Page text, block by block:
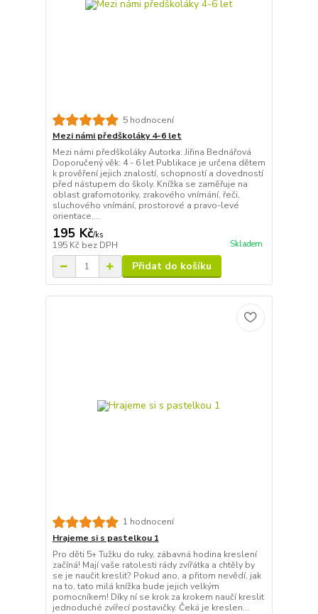
5 hodnocení
Mezi námi předškoláky 4-6 let
Mezi námi předškoláky Autorka: Jiřina Bednářová
Doporučený věk: 4 - 6 let Publikace je určena dětem
k prověření jejich znalostí, schopností a dovedností
před nástupem do školy. Knížka se zaměřuje na
oblast grafomotoriky, zrakového vnímání, řeči,
sluchového vnímání, prostorové a pravo-levé
orientace,...
195 Kč/ks
195 Kč bez DPH Skladem
Přidat do košíku
1 hodnocení
Hrajeme si s pastelkou 1
Pro děti 5+ Tužku do ruky, zábavná hodina kreslení
začíná! Mají vaše ratolesti rády zvířátka a chtěly by
se je naučit kreslit? Pokud ano, a přitom nevědí, jak
na to, tato milá knížka bude jejich velkým
pomocníkem! Díky ní se krok za krokem naučí kreslit
jednoduché zvířecí postavičky. Čeká je kreslen...